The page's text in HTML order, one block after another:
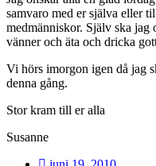
samvaro med er själva eller
medmänniskor. Själv ska jag
vänner och äta och dricka
Vi hörs imorgon igen då jag
denna gång.
Stor kram till er alla
Susanne